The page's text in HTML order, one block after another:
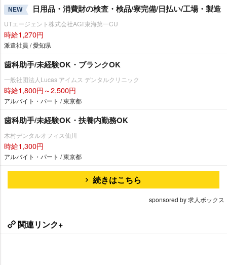
NEW 日用品・消費財の検査・検品/寮完備/日払い/工場・製造
UTエージェント株式会社AGT東海第一CU
時給1,270円
派遣社員 / 愛知県
歯科助手/未経験OK・ブランクOK
一般社団法人Lucas アイムス デンタルクリニック
時給1,800円～2,500円
アルバイト・パート / 東京都
歯科助手/未経験OK・扶養内勤務OK
木村デンタルオフィス仙川
時給1,300円
アルバイト・パート / 東京都
続きはこちら
sponsored by 求人ボックス
関連リンク+